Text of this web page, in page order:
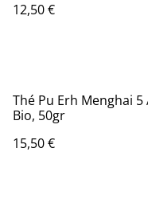
12,50 €
Thé Pu Erh Menghai 5
Bio, 50gr
15,50 €